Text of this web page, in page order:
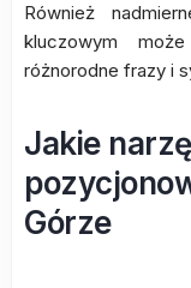
Również
kluczowym
różnorodne frazy i
Jakie
Górze